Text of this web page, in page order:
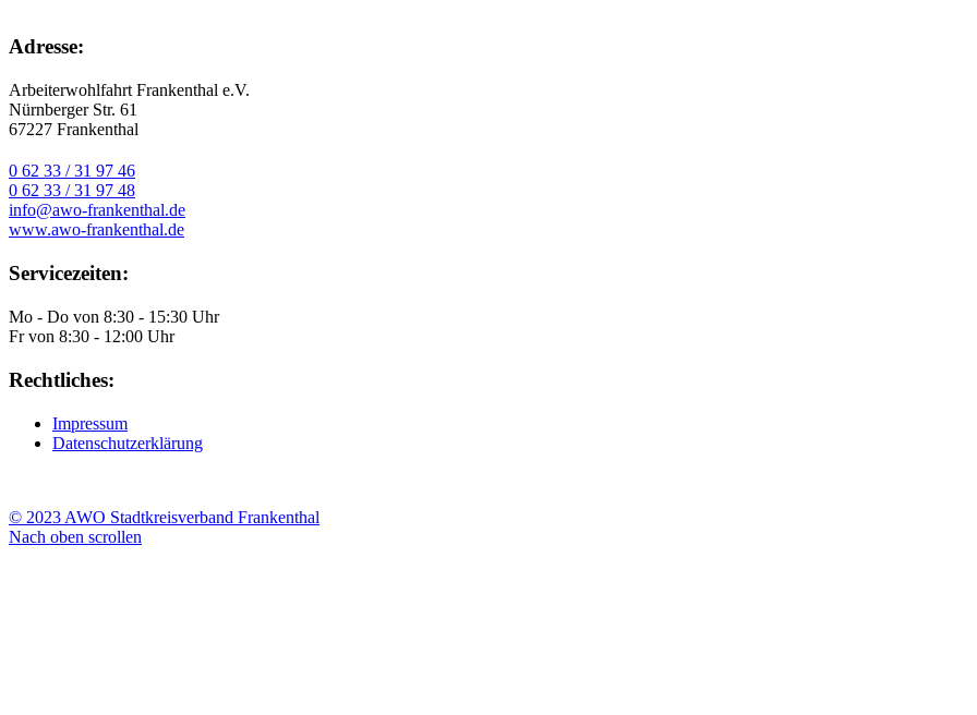
Adresse:
Arbeiterwohlfahrt Frankenthal e.V.
Nürnberger Str. 61
67227 Frankenthal
0 62 33 / 31 97 46
0 62 33 / 31 97 48
info@awo-frankenthal.de
www.awo-frankenthal.de
Servicezeiten:
Mo - Do von 8:30 - 15:30 Uhr
Fr von 8:30 - 12:00 Uhr
Rechtliches:
Impressum
Datenschutzerklärung
© 2023 AWO Stadtkreisverband Frankenthal
Nach oben scrollen